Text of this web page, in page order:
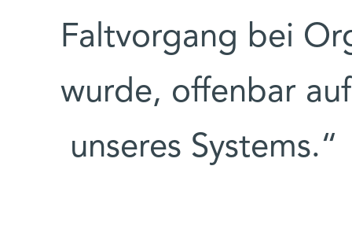
Faltvorgang bei
wurde, offenbar
unseres Systems.“